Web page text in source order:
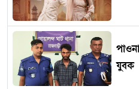
যুবক